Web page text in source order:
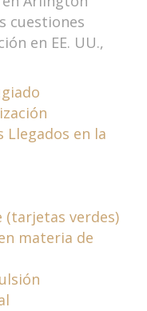
cuestiones
en EE. UU.,
Llegados en la
(tarjetas verdes)
materia de